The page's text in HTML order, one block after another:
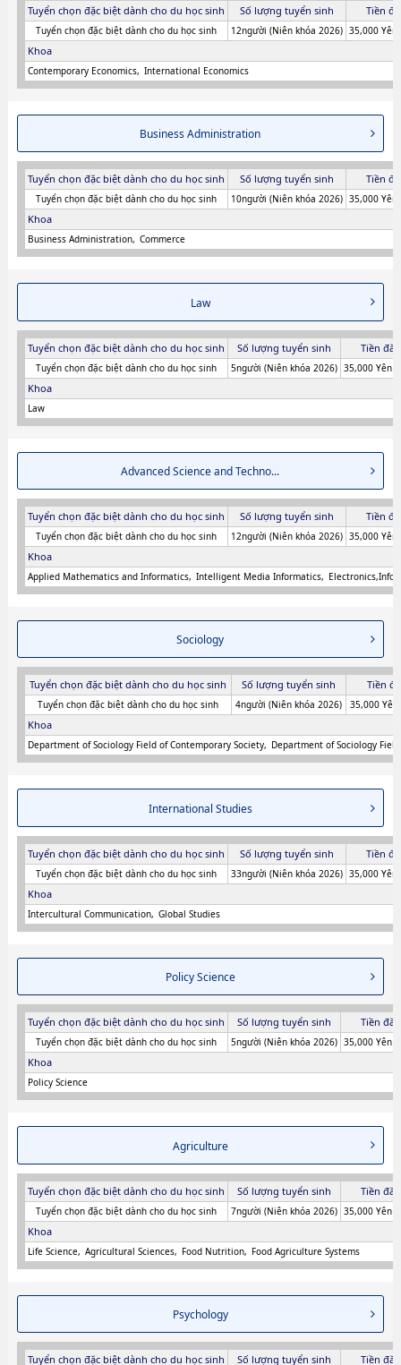
Tuyển chọn đặc biệt dành cho du học sinh Số lượng tuyển sinh Tiền
Tuyển chọn đặc biệt dành cho du học sinh 12người (Niên khóa 2026) 35,000 Yên
Khoa
Contemporary Economics International Economics
Business Administration
Tuyển chọn đặc biệt dành cho du học sinh Số lượng tuyển sinh Tiền
Tuyển chọn đặc biệt dành cho du học sinh 10người (Niên khóa 2026) 35,000 Yên
Khoa
Business Administration Commerce
Law
Tuyển chọn đặc biệt dành cho du học sinh Số lượng tuyển sinh Tiền
Tuyển chọn đặc biệt dành cho du học sinh 5người (Niên khóa 2026) 35,000 Yên
Khoa
Law
Advanced Science and Techno...
Tuyển chọn đặc biệt dành cho du học sinh Số lượng tuyển sinh Tiền
Tuyển chọn đặc biệt dành cho du học sinh 12người (Niên khóa 2026) 35,000 Yên
Khoa
Applied Mathematics and Informatics Intelligent Media Informatics
Sociology
Tuyển chọn đặc biệt dành cho du học sinh Số lượng tuyển sinh Tiền
Tuyển chọn đặc biệt dành cho du học sinh 4người (Niên khóa 2026) 35,000
Khoa
Department of Sociology Field of Contemporary Society Department of Sociology
International Studies
Tuyển chọn đặc biệt dành cho du học sinh Số lượng tuyển sinh Tiền
Tuyển chọn đặc biệt dành cho du học sinh 33người (Niên khóa 2026) 35,000 Yên
Khoa
Intercultural Communication Global Studies
Policy Science
Tuyển chọn đặc biệt dành cho du học sinh Số lượng tuyển sinh Tiền
Tuyển chọn đặc biệt dành cho du học sinh 5người (Niên khóa 2026) 35,000 Yên
Khoa
Policy Science
Agriculture
Tuyển chọn đặc biệt dành cho du học sinh Số lượng tuyển sinh Tiền
Tuyển chọn đặc biệt dành cho du học sinh 7người (Niên khóa 2026) 35,000 Yên
Khoa
Life Science Agricultural Sciences Food Nutrition Food Agriculture Systems
Psychology
Tuyển chọn đặc biệt dành cho du học sinh Số lượng tuyển sinh Tiền